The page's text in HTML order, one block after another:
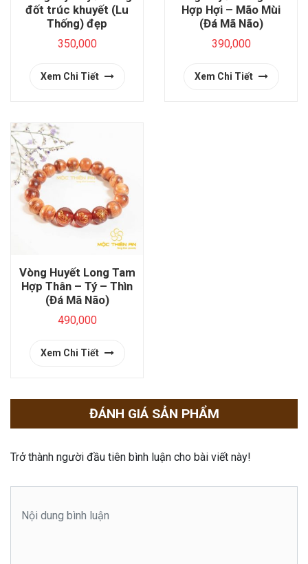
đốt trúc khuyết (Lu
Thống) đẹp
350,000
Xem Chi Tiết
Hợp Hợi – Mão Mùi
(Đá Mã Não)
390,000
Xem Chi Tiết
Vòng Huyết Long Tam
Hợp Thân – Tý – Thìn
(Đá Mã Não)
490,000
Xem Chi Tiết
ĐÁNH GIÁ SẢN PHẨM
Trở thành người đầu tiên bình luận cho bài viết này!